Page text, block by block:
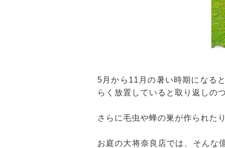
5月から11月の暑い時期になる
らく放置していると取り返しの
さらに毛虫や蜂の巣が作られた
お庭の大将奈良店では、そんな